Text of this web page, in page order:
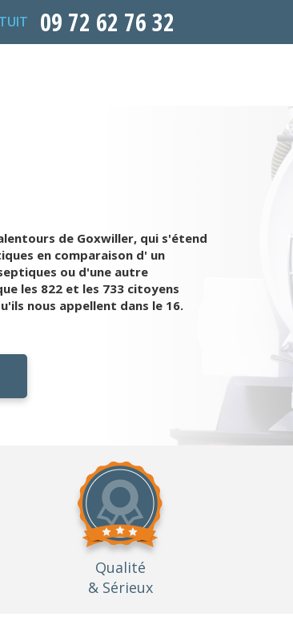
09 72 62 76 32
de Goxwiller, qui s'étend
en comparaison d' un
ou d'une autre
les 822 et les 733 citoyens
nous appellent dans le 16.
Qualité
& Sérieux